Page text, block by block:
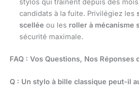
stylos qui traînent depuis des
candidats à la fuite. Privilégiez les
scellée ou les roller à mécanisme
sécurité maximale.
FAQ : Vos Questions, Nos Réponses
Q : Un stylo à bille classique peut-il